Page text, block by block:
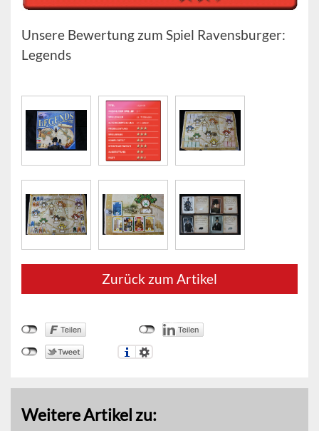
Unsere Bewertung zum Spiel Ravensburger:
Legends
Zurück zum Artikel
Weitere Artikel zu: